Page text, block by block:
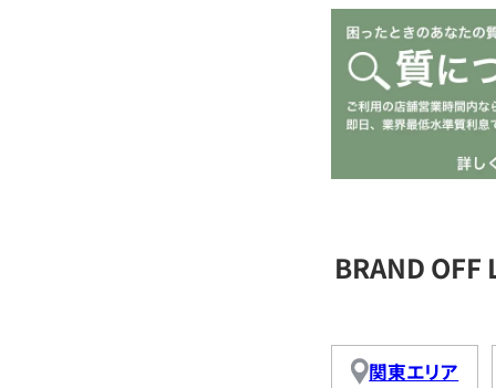
BRAND
関東エリア